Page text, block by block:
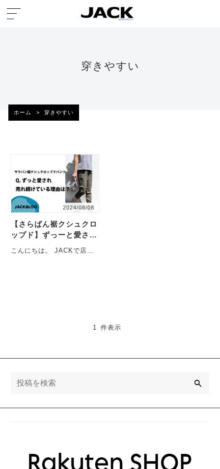
穿きやすい
ホーム > 穿きやすい
2024/08/08
【さらぱん裾クシュクロ
ップド】ずっーと愛され
は・・・
こんにちは。 JACKで店長
1 件表示